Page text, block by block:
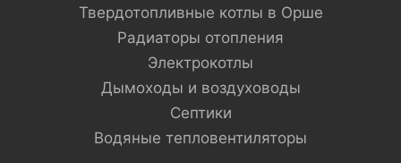
Твердотопливные котлы в Орше
Радиаторы отопления
Электрокотлы
Дымоходы и воздуховоды
Септики
Водяные тепловентиляторы